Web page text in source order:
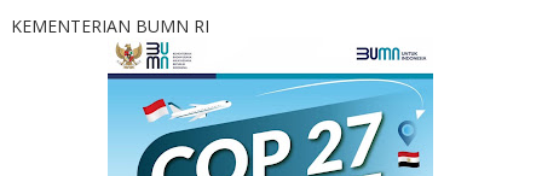
KEMENTERIAN BUMN RI